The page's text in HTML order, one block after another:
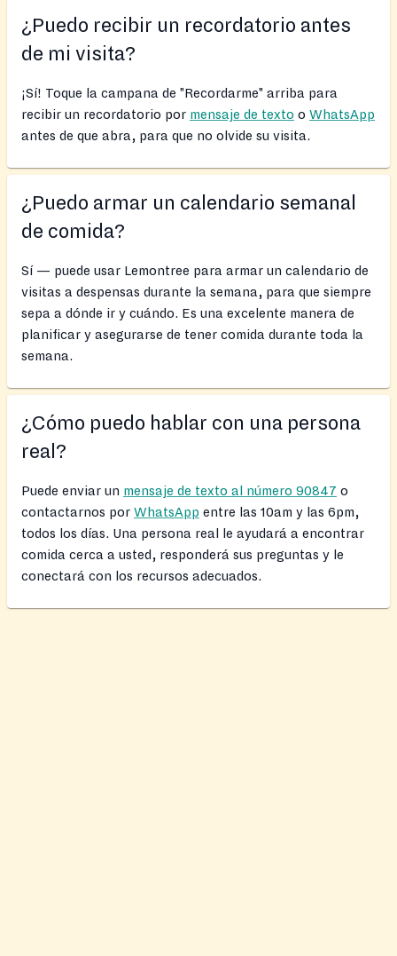
¿Puedo recibir un recordatorio antes
de mi visita?
¡Sí! Toque la campana de "Recordarme" arriba para
recibir un recordatorio por mensaje de texto o WhatsApp
antes de que abra, para que no olvide su visita.
¿Puedo armar un calendario semanal
de comida?
Sí — puede usar Lemontree para armar un calendario de
visitas a despensas durante la semana, para que siempre
sepa a dónde ir y cuándo. Es una excelente manera de
planificar y asegurarse de tener comida durante toda la
semana.
¿Cómo puedo hablar con una persona
real?
Puede enviar un mensaje de texto al número 90847 o
contactarnos por WhatsApp entre las 10am y las 6pm,
todos los días. Una persona real le ayudará a encontrar
comida cerca a usted, responderá sus preguntas y le
conectará con los recursos adecuados.